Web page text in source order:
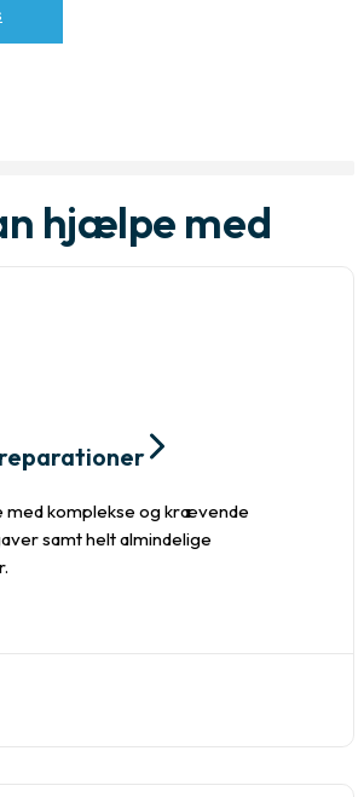
hjælpe med
komplekse og krævende
samt helt almindelige